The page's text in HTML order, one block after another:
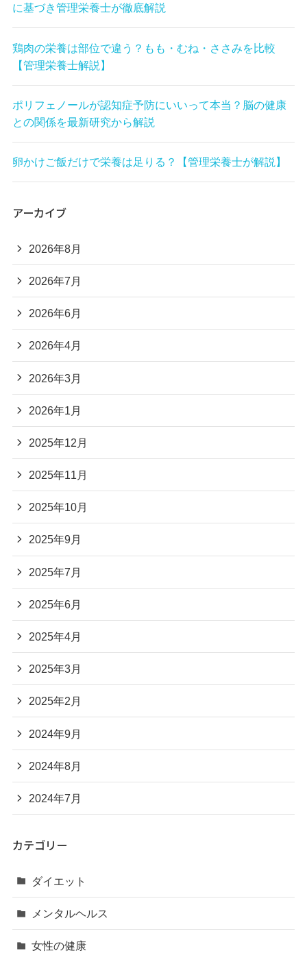
に基づき管理栄養士が徹底解説
鶏肉の栄養は部位で違う？もも・むね・ささみを比較
【管理栄養士解説】
ポリフェノールが認知症予防にいいって本当？脳の健康
との関係を最新研究から解説
卵かけご飯だけで栄養は足りる？【管理栄養士が解説】
アーカイブ
2026年8月
2026年7月
2026年6月
2026年4月
2026年3月
2026年1月
2025年12月
2025年11月
2025年10月
2025年9月
2025年7月
2025年6月
2025年4月
2025年3月
2025年2月
2024年9月
2024年8月
2024年7月
カテゴリー
ダイエット
メンタルヘルス
女性の健康